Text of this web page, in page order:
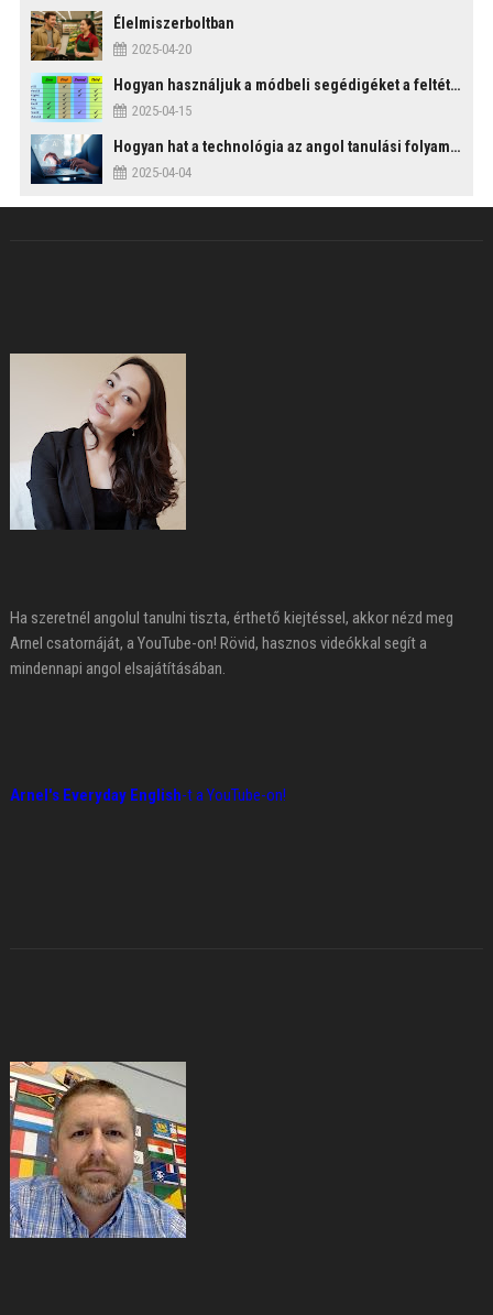
Élelmiszerboltban
2025-04-20
Hogyan használjuk a módbeli segédigéket a feltételes mondatszerkezetekben?
2025-04-15
Hogyan hat a technológia az angol tanulási folyamatokra?
2025-04-04
Ha szeretnél angolul tanulni tiszta, érthető kiejtéssel, akkor nézd meg
Arnel csatornáját, a YouTube-on! Rövid, hasznos videókkal segít a
mindennapi angol elsajátításában.
Arnel's Everyday English-t a YouTube-on!